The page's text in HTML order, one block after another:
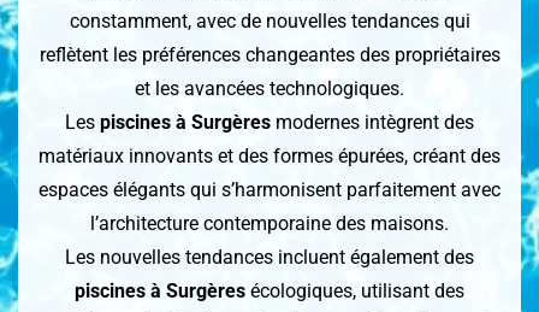
constamment, avec de nouvelles tendances qui
reflètent les préférences changeantes des propriétaires
et les avancées technologiques.
Les piscines à Surgères modernes intègrent des
matériaux innovants et des formes épurées, créant des
espaces élégants qui s’harmonisent parfaitement avec
l’architecture contemporaine des maisons.
Les nouvelles tendances incluent également des
piscines à Surgères écologiques, utilisant des